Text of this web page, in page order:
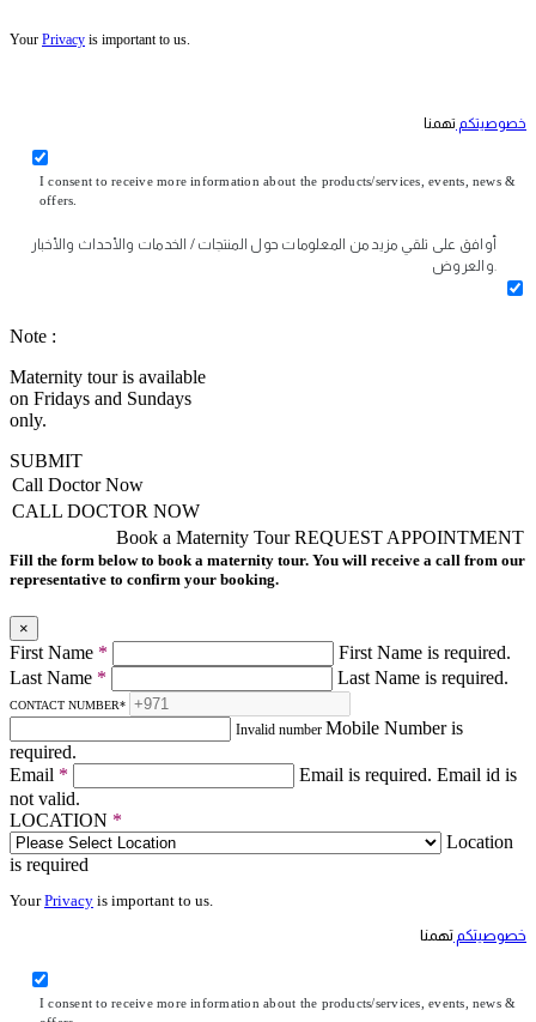
Your Privacy is important to us.
خصوصيتكم تهمنا
I consent to receive more information about the products/services, events, news &
offers.
أوافق على تلقي مزيد من المعلومات حول المنتجات / الخدمات والأحداث والأخبار
والعروض.
Note :
Maternity tour is available
on Fridays and Sundays
only.
SUBMIT
Call Doctor Now
CALL DOCTOR NOW
REQUEST APPOINTMENT
Book a Maternity Tour
Fill the form below to book a maternity tour. You will receive a call from our
representative to confirm your booking.
×
First Name *
First Name is required.
Last Name * Last Name is required.
CONTACT NUMBER*
Invalid number Mobile Number is
required.
Email * Email is required. Email id is
not valid.
LOCATION *
Location
is required
YourPrivacy is important to us.
خصوصيتكم تهمنا
I consent to receive more information about the products/services, events, news &